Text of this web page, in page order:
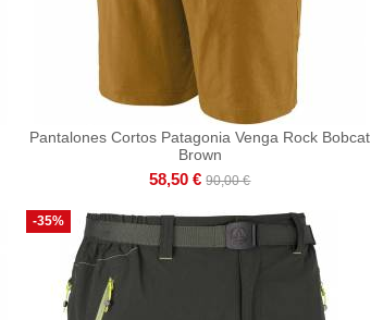
Pantalones Cortos Patagonia Venga Rock Bobcat
Brown
58,50 € 90,00 €
-35%